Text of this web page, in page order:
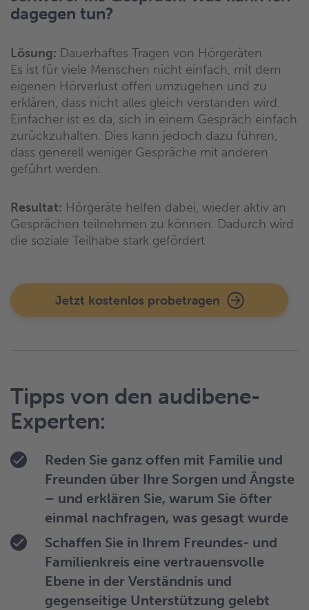
dagegen tun?
Lösung: Dauerhaftes Tragen von Hörgeräten
Es ist für viele Menschen nicht einfach, mit dem
eigenen Hörverlust offen umzugehen und zu
erklären, dass nicht alles gleich verstanden wird.
Einfacher ist es da, sich in einem Gespräch einfach
zurückzuhalten. Dies kann jedoch dazu führen,
dass generell weniger Gespräche mit anderen
geführt werden.
Resultat: Hörgeräte helfen dabei, wieder aktiv an
Gesprächen teilnehmen zu können. Dadurch wird
die soziale Teilhabe stark gefördert
Jetzt kostenlos probetragen
Tipps von den audibene-
Experten:
Reden Sie ganz offen mit Familie und
Freunden über Ihre Sorgen und Ängste
– und erklären Sie, warum Sie öfter
einmal nachfragen, was gesagt wurde
Schaffen Sie in Ihrem Freundes- und
Familienkreis eine vertrauensvolle
Ebene in der Verständnis und
gegenseitige Unterstützung gelebt